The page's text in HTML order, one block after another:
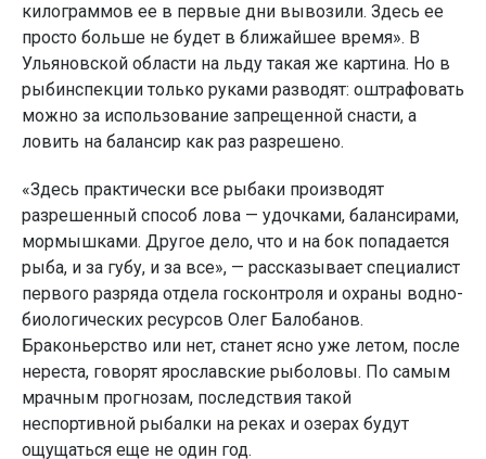
килограммов ее в первые дни вывозили. Здесь ее
просто больше не будет в ближайшее время». В
Ульяновской области на льду такая же картина. Но в
рыбинспекции только руками разводят: оштрафовать
можно за использование запрещенной снасти, а
ловить на балансир как раз разрешено.
«Здесь практически все рыбаки производят
разрешенный способ лова — удочками, балансирами,
мормышками. Другое дело, что и на бок попадается
рыба, и за губу, и за все», — рассказывает специалист
первого разряда отдела госконтроля и охраны водно-
биологических ресурсов Олег Балобанов.
Браконьерство или нет, станет ясно уже летом, после
нереста, говорят ярославские рыболовы. По самым
мрачным прогнозам, последствия такой
неспортивной рыбалки на реках и озерах будут
ощущаться еще не один год.